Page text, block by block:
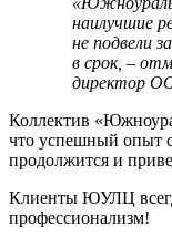
наилучшие
не подвели
в срок, –
директор
Коллектив
что успешный опыт
продолжится и
Клиенты ЮУЛЦ
профессионализм!